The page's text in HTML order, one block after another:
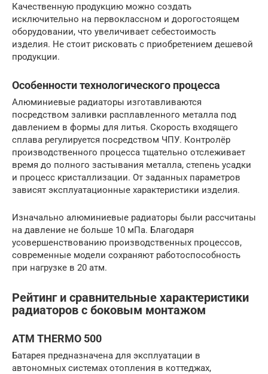
Качественную продукцию можно создать
исключительно на первоклассном и дорогостоящем
оборудовании, что увеличивает себестоимость
изделия. Не стоит рисковать с приобретением дешевой
продукции.
Особенности технологического процесса
Алюминиевые радиаторы изготавливаются
посредством заливки расплавленного металла под
давлением в формы для литья. Скорость входящего
сплава регулируется посредством ЧПУ. Контролёр
производственного процесса тщательно отслеживает
время до полного застывания металла, степень усадки
и процесс кристаллизации. От заданных параметров
зависят эксплуатационные характеристики изделия.
Изначально алюминиевые радиаторы были рассчитаны
на давление не больше 10 мПа. Благодаря
усовершенствованию производственных процессов,
современные модели сохраняют работоспособность
при нагрузке в 20 атм.
Рейтинг и сравнительные характеристики
радиаторов с боковым монтажом
ATM THERMO 500
Батарея предназначена для эксплуатации в
автономных системах отопления в коттеджах,